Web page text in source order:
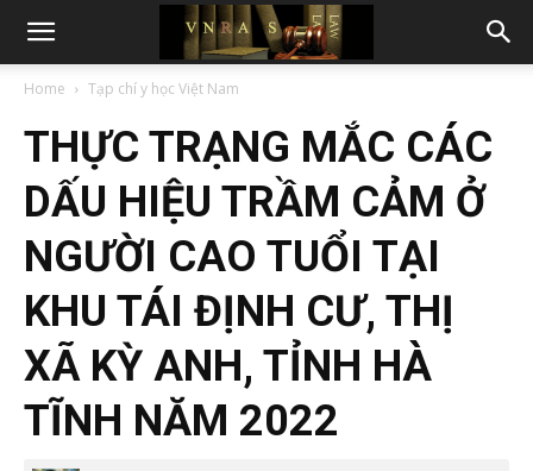
Home Tạp chí y học Việt Nam
THỰC TRẠNG MẮC CÁC
DẤU HIỆU TRẦM CẢM Ở
NGƯỜI CAO TUỔI TẠI
KHU TÁI ĐỊNH CƯ, THỊ
XÃ KỲ ANH, TỈNH HÀ
TĨNH NĂM 2022